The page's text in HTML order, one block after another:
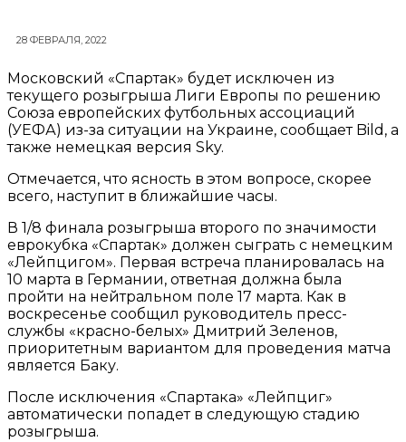
28 ФЕВРАЛЯ, 2022
Московский «Спартак» будет исключен из
текущего розыгрыша Лиги Европы по решению
Союза европейских футбольных ассоциаций
(УЕФА) из-за ситуации на Украине, сообщает Bild, а
также немецкая версия Sky.
Отмечается, что ясность в этом вопросе, скорее
всего, наступит в ближайшие часы.
В 1/8 финала розыгрыша второго по значимости
еврокубка «Спартак» должен сыграть с немецким
«Лейпцигом». Первая встреча планировалась на
10 марта в Германии, ответная должна была
пройти на нейтральном поле 17 марта. Как в
воскресенье сообщил руководитель пресс-
службы «красно-белых» Дмитрий Зеленов,
приоритетным вариантом для проведения матча
является Баку.
После исключения «Спартака» «Лейпциг»
автоматически попадет в следующую стадию
розыгрыша.